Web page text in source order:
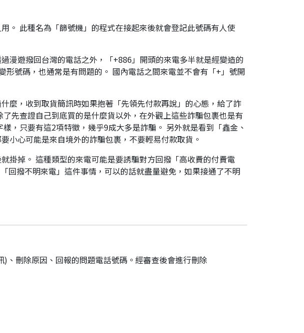
。 此種名為「篩號機」的程式在接起來後就會登記此號碼有人使
漫遊撥回台灣的電話之外，「+886」開頭的來電多半就是經變造的
號碼，也通常是有問題的。 國內電話之間來電並不會有「+」號開
麼，收到取貨簡訊時如果抱著「先領先付款再說」的心態，給了詐
先查證自己到底買的是什麼貨以外，在外觀上這些詐騙包裹也是有
，只要有這2項特徵，幾乎9成大多是詐騙。 另外就是看到「鑫金、
小心可能是來自境外的詐騙包裹，不要輕易付款取貨。
掛掉。 這種類型的來電可能是要誘騙對方回撥「高收費的付費電
回撥不明來電」這件事情，可以的話就盡量避免，如果接通了不明
)、刪除原因、回報的問題電話號碼。經審查後會進行刪除